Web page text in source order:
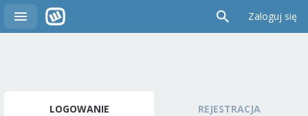
Zaloguj się
LOGOWANIE REJESTRACJA